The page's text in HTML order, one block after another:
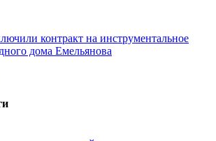
контракт на инструментальное
дома Емельянова